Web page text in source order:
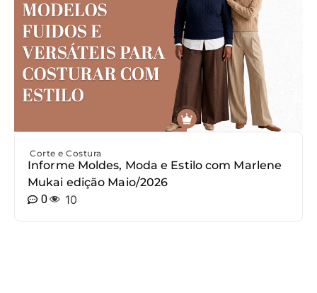
Corte e Costura
Informe Moldes, Moda e Estilo com Marlene
Mukai edição Maio/2026
0
10